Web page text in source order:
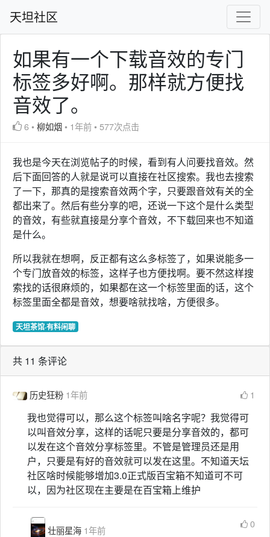
天坦社区
如果有一个下载音效的专门
标签多好啊。那样就方便找
音效了。
6 •柳如烟 • 1年前 •577次点击
我也是今天在浏览帖子的时候，看到有人问要找音效。然
后下面回答的人就是说可以直接在社区搜索。我也去搜索
了一下，那真的是搜索音效两个字，只要跟音效有关的全
都出来了。然后有些分享的吧，还说一下这个是什么类型
的音效，有些就直接是分享个音效，不下载回来也不知道
是什么。
所以我就在想啊，反正都有这么多标签了，如果说能多一
个专门放音效的标签，这样子也方便找啊。要不然这样搜
索找的话很麻烦的，如果都在这一个标签里面的话，这个
标签里面全都是音效，想要啥就找啥，方便很多。
天坦茶馆·有料闲聊
共 11 条评论
历史狂粉 1年前 1
我也觉得可以，那么这个标签叫啥名字呢？我觉得可
以叫音效分享，这样的话呢只要是分享音效的，都可
以发在这个音效分享标签里。不管是管理员还是用
户，只要是有好的音效就可以发在这里。不知道天坛
社区啥时候能够增加3.0正式版百宝箱不知道可不可
以，因为社区现在主要是在百宝箱上维护
壮丽星海 1年前
0